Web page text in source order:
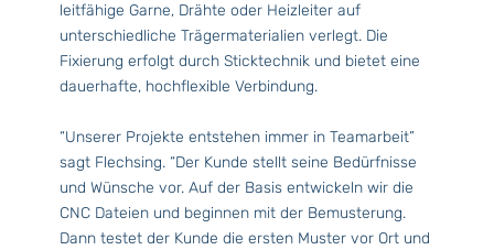
leitfähige Garne, Drähte oder Heizleiter auf
unterschiedliche Trägermaterialien verlegt. Die
Fixierung erfolgt durch Sticktechnik und bietet eine
dauerhafte, hochflexible Verbindung.
“Unserer Projekte entstehen immer in Teamarbeit”
sagt Flechsing. “Der Kunde stellt seine Bedürfnisse
und Wünsche vor. Auf der Basis entwickeln wir die
CNC Dateien und beginnen mit der Bemusterung.
Dann testet der Kunde die ersten Muster vor Ort und